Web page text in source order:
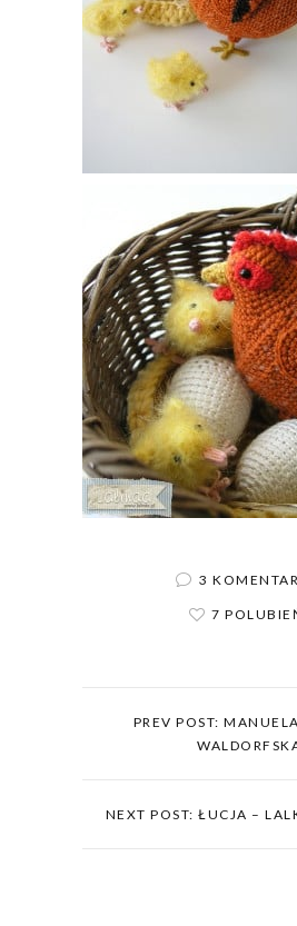
3
7
PREV POST:
NEXT POST: ŁUCJA –